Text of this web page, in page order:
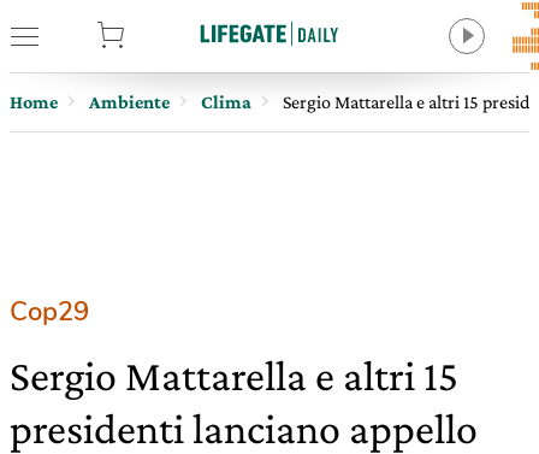
Home Ambiente Clima Sergio Mattarella e altri 15
Cop29
Sergio Mattarella e altri 15
presidenti lanciano appello